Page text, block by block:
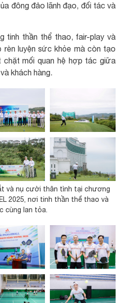
đông đảo lãnh đạo, đối tác và
tinh thần thể thao, fair-play và
rèn luyện sức khỏe mà còn tạo
chặt mối quan hệ hợp tác giữa
khách hàng.
và nụ cười thân tình tại chương
2025, nơi tinh thần thể thao và
cùng lan tỏa.